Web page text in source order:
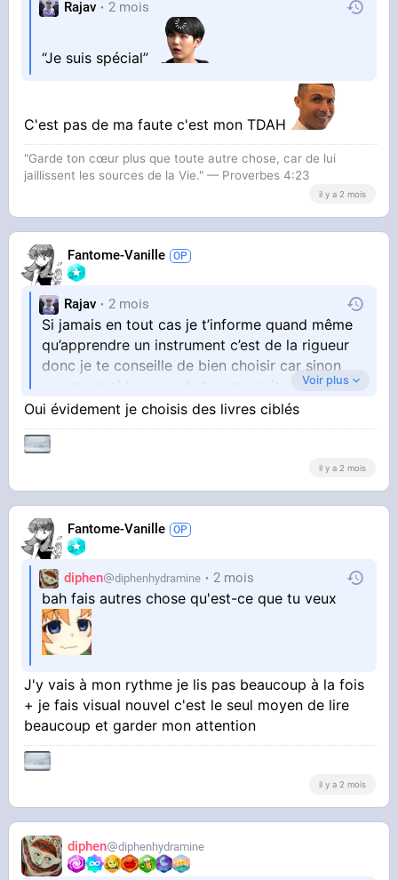
Rajav 2 mois
“Je suis spécial”
C'est pas de ma faute c'est mon TDAH
"Garde ton cœur plus que toute autre chose, car de lui
jaillissent les sources de la Vie." — Proverbes 4:23
il y a 2 mois
Fantome-Vanille
Rajav 2 mois
Si jamais en tout cas je t’informe quand même
qu’apprendre un instrument c’est de la rigueur
donc je te conseille de bien choisir car sinon
comme moi tu vas acheter une guitar et la
laisser moisir
Voir plus
Oui évidement je choisis des livres ciblés
il y a 2 mois
Fantome-Vanille
diphen diphenhydramine 2 mois
bah fais autres chose qu'est-ce que tu veux
J'y vais à mon rythme je lis pas beaucoup à la fois
+ je fais visual nouvel c'est le seul moyen de lire
beaucoup et garder mon attention
il y a 2 mois
diphen diphenhydramine